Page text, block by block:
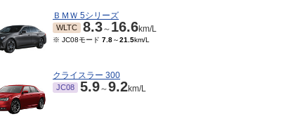
2003/04
7.8～8.3
ＢＭＷ 5シリーズ
WLTC 8.3～ 16.6km/L
※ JC08モード 7.8～21.5km/L
クライスラー 300
JC08 5.9～9.2km/L